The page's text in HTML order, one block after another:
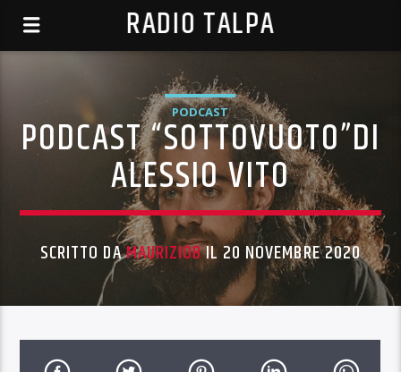
RADIO TALPA
PODCAST
PODCAST “SOTTOVUOTO”DI
ALESSIO VITO
SCRITTO DAMAURIZIOBIL 20 NOVEMBRE 2020